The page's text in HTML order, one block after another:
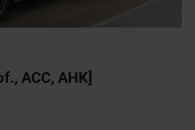
ACC, AHK]